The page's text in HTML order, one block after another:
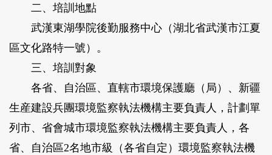
二、培訓地點
武漢東湖學院後勤服務中心（湖北省武漢市江夏
區文化路特一號）。
三、培訓對象
各省、自治區、直轄市環境保護廳（局）、新疆
生産建設兵團環境監察執法機構主要負責人，計劃單
列市、省會城市環境監察執法機構主要負責人，各
省、自治區2名地市級（各省自定）環境監察執法機